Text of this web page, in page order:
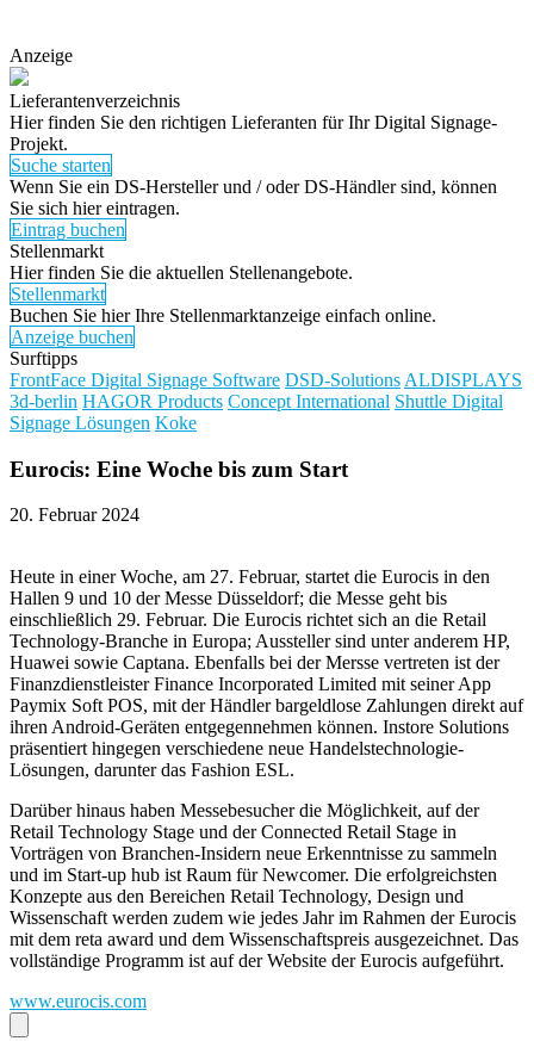
Anzeige
Lieferantenverzeichnis
Hier finden Sie den richtigen Lieferanten für Ihr Digital Signage-
Projekt.
Suche starten
Wenn Sie ein DS-Hersteller und / oder DS-Händler sind, können
Sie sich hier eintragen.
Eintrag buchen
Stellenmarkt
Hier finden Sie die aktuellen Stellenangebote.
Stellenmarkt
Buchen Sie hier Ihre Stellenmarktanzeige einfach online.
Anzeige buchen
Surftipps
FrontFace Digital Signage Software DSD-Solutions ALDISPLAYS
3d-berlin HAGOR Products Concept International Shuttle Digital
Signage Lösungen Koke
Eurocis: Eine Woche bis zum Start
20. Februar 2024
Heute in einer Woche, am 27. Februar, startet die Eurocis in den
Hallen 9 und 10 der Messe Düsseldorf; die Messe geht bis
einschließlich 29. Februar. Die Eurocis richtet sich an die Retail
Technology-Branche in Europa; Aussteller sind unter anderem HP,
Huawei sowie Captana. Ebenfalls bei der Mersse vertreten ist der
Finanzdienstleister Finance Incorporated Limited mit seiner App
Paymix Soft POS, mit der Händler bargeldlose Zahlungen direkt auf
ihren Android-Geräten entgegennehmen können. Instore Solutions
präsentiert hingegen verschiedene neue Handelstechnologie-
Lösungen, darunter das Fashion ESL.
Darüber hinaus haben Messebesucher die Möglichkeit, auf der
Retail Technology Stage und der Connected Retail Stage in
Vorträgen von Branchen-Insidern neue Erkenntnisse zu sammeln
und im Start-up hub ist Raum für Newcomer. Die erfolgreichsten
Konzepte aus den Bereichen Retail Technology, Design und
Wissenschaft werden zudem wie jedes Jahr im Rahmen der Eurocis
mit dem reta award und dem Wissenschaftspreis ausgezeichnet. Das
vollständige Programm ist auf der Website der Eurocis aufgeführt.
www.eurocis.com